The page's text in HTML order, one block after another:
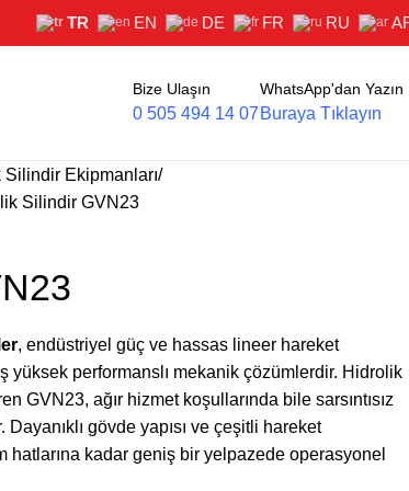
TR EN DE FR RU
Bize Ulaşın
0 505 494 14 07
WhatsApp'dan Yazın
Buraya Tıklayın
Ekipmanları
Silindir GVN23
, endüstriyel güç ve hassas lineer hareket
yüksek performanslı mekanik çözümlerdir. Hidrolik
GVN23, ağır hizmet koşullarında bile sarsıntısız
gövde yapısı ve çeşitli hareket
hatlarına kadar geniş bir yelpazede operasyonel